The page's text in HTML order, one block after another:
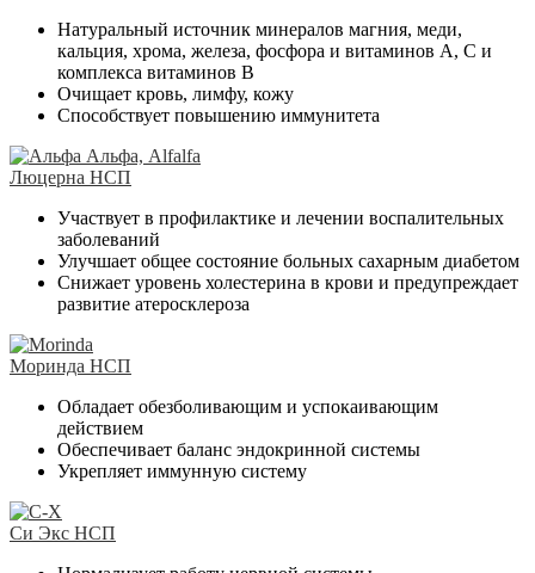
Натуральный источник минералов магния, меди,
кальция, хрома, железа, фосфора и витаминов А, С и
комплекса витаминов В
Очищает кровь, лимфу, кожу
Способствует повышению иммунитета
Люцерна НСП
Участвует в профилактике и лечении воспалительных
заболеваний
Улучшает общее состояние больных сахарным диабетом
Снижает уровень холестерина в крови и предупреждает
развитие атеросклероза
Моринда НСП
Обладает обезболивающим и успокаивающим
действием
Обеспечивает баланс эндокринной системы
Укрепляет иммунную систему
Си Экс НСП